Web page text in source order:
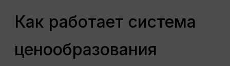
Как работает система
ценообразования